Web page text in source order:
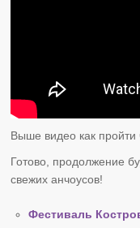
Выше видео как пройти
Готово, продолжение
свежих анчоусов!
Фестиваль